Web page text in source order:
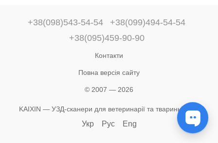
+38(098)543-54-54
+38(099)494-54-54
+38(095)459-90-90
Контакти
Повна версія сайту
© 2007 — 2026
KAIXIN — УЗД-сканери для ветеринарії та тваринництва
Укр Рус Eng